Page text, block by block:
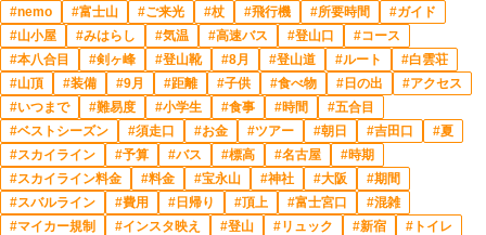
nemo
富士山 ご来光 杖 飛行機 所要時間
ガイド
山小屋
みはらし 気温 高速バス 登山口
コース
本八合目
剣ヶ峰 登山靴 8月 登山道 ルート
白雲荘
山頂
装備 9月 距離 子供 食べ物 日の出
アクセス
いつまで
難易度 小学生 食事 時間
五合目
ベストシーズン
須走口 お金 ツアー 朝日 吉田口
夏
スカイライン
予算 バス 標高 名古屋
時期
スカイライン料金
料金 宝永山 神社 大阪
期間
スバルライン
費用 日帰り 頂上 富士宮口
混雑
マイカー規制
インスタ映え 登山 リュック 新宿
トイレ